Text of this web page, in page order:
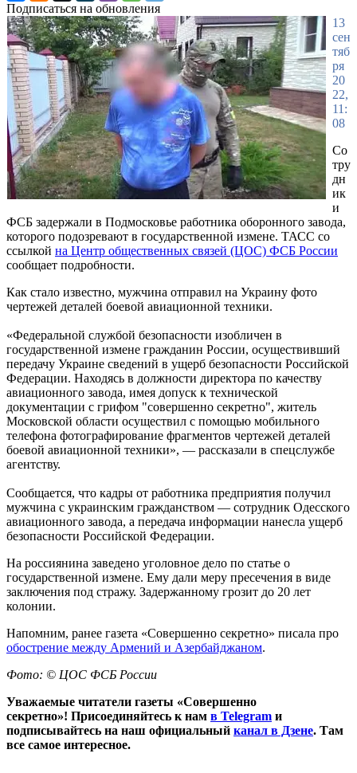
Подписаться на обновления
13
сен
тяб
ря
20
22,
11:
08
Со
тру
дн
ик
и
ФСБ задержали в Подмосковье работника оборонного завода,
которого подозревают в государственной измене. ТАСС со
ссылкой на Центр общественных связей (ЦОС) ФСБ России
сообщает подробности.
Как стало известно, мужчина отправил на Украину фото
чертежей деталей боевой авиационной техники.
«Федеральной службой безопасности изобличен в
государственной измене гражданин России, осуществивший
передачу Украине сведений в ущерб безопасности Российской
Федерации. Находясь в должности директора по качеству
авиационного завода, имея допуск к технической
документации с грифом "совершенно секретно", житель
Московской области осуществил с помощью мобильного
телефона фотографирование фрагментов чертежей деталей
боевой авиационной техники», — рассказали в спецслужбе
агентству.
Сообщается, что кадры от работника предприятия получил
мужчина с украинским гражданством — сотрудник Одесского
авиационного завода, а передача информации нанесла ущерб
безопасности Российской Федерации.
На россиянина заведено уголовное дело по статье о
государственной измене. Ему дали меру пресечения в виде
заключения под стражу. Задержанному грозит до 20 лет
колонии.
Напомним, ранее газета «Совершенно секретно» писала про
обострение между Армений и Азербайджаном.
Фото: © ЦОС ФСБ России
Уважаемые читатели газеты «Совершенно
секретно»! Присоединяйтесь к нам в Telegram и
подписывайтесь на наш официальный канал в Дзене. Там
все самое интересное.